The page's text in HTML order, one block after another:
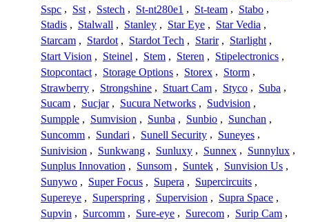
Sspc , Sst , Sstech , St-nt280e1 , St-team , Stabo ,
Stadis , Stalwall , Stanley , Star Eye , Star Vedia ,
Starcam , Stardot , Stardot Tech , Starir , Starlight ,
Start Vision , Steinel , Stem , Steren , Stipelectronics ,
Stopcontact , Storage Options , Storex , Storm ,
Strawberry , Strongshine , Stuart Cam , Styco , Suba ,
Sucam , Sucjar , Sucura Networks , Sudvision ,
Sumpple , Sumvision , Sunba , Sunbio , Sunchan ,
Suncomm , Sundari , Sunell Security , Suneyes ,
Sunivision , Sunkwang , Sunluxy , Sunnex , Sunnylux ,
Sunplus Innovation , Sunsom , Suntek , Sunvision Us ,
Sunywo , Super Focus , Supera , Supercircuits ,
Supereye , Superspring , Supervision , Supra Space ,
Supvin , Surcomm , Sure-eye , Surecom , Surip Cam ,